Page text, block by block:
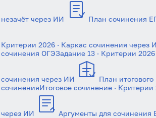
незачёт через ИИ План сочинения
Критерии 2026 · Каркас сочинения через
сочинения ОГЭЗадание 13 · Критерии 2026
сочинения через ИИ
План итогового
сочиненияИтоговое сочинение · Критерии
через ИИ Аргументы для сочинения